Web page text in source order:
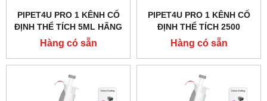
PIPET4U PRO 1 KÊNH CỐ
ĐỊNH THỂ TÍCH 5ML HÃNG
AHN - ĐỨC
Hàng có sẵn
PIPET4U PRO 1 KÊNH CỐ
ĐỊNH THỂ TÍCH 2500
MICROLIT (2.5ML) HÃNG
AHN - ĐỨC
Hàng có sẵn